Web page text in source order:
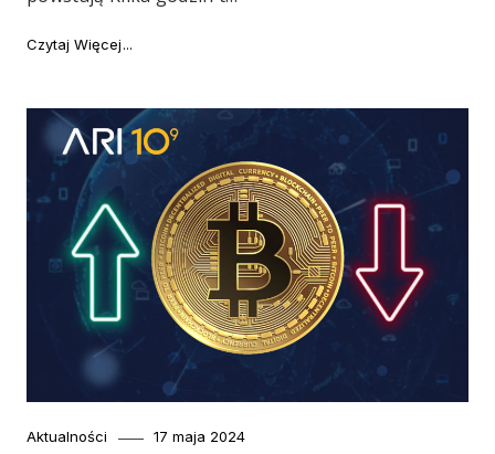
Czytaj Więcej
Category
Aktualności
Posted
17 maja 2024